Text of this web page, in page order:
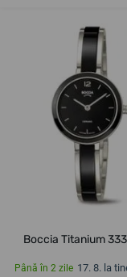
Boccia Titanium
Până în 2 zile 17. 8. la